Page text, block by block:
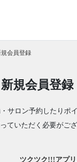
規会員登録
新規会員登録
サロン予約したりポ
ていただく必要がご
ツクツク!!!アプ